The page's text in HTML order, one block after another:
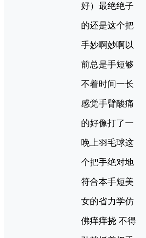
好）最绝绝子
的还是这个把
手妙啊妙啊以
前总是手短够
不着时间一长
感觉手臂酸痛
的好像打了一
晚上羽毛球这
个把手绝对地
符合本手短美
女的省力学仿
佛痒痒挠 不得